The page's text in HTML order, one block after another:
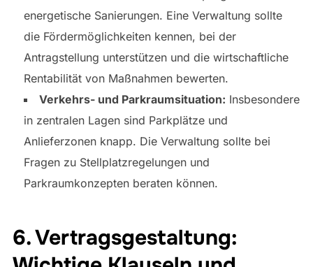
energetische Sanierungen. Eine Verwaltung sollte
die Fördermöglichkeiten kennen, bei der
Antragstellung unterstützen und die wirtschaftliche
Rentabilität von Maßnahmen bewerten.
Verkehrs- und Parkraumsituation: Insbesondere
in zentralen Lagen sind Parkplätze und
Anlieferzonen knapp. Die Verwaltung sollte bei
Fragen zu Stellplatzregelungen und
Parkraumkonzepten beraten können.
6. Vertragsgestaltung: